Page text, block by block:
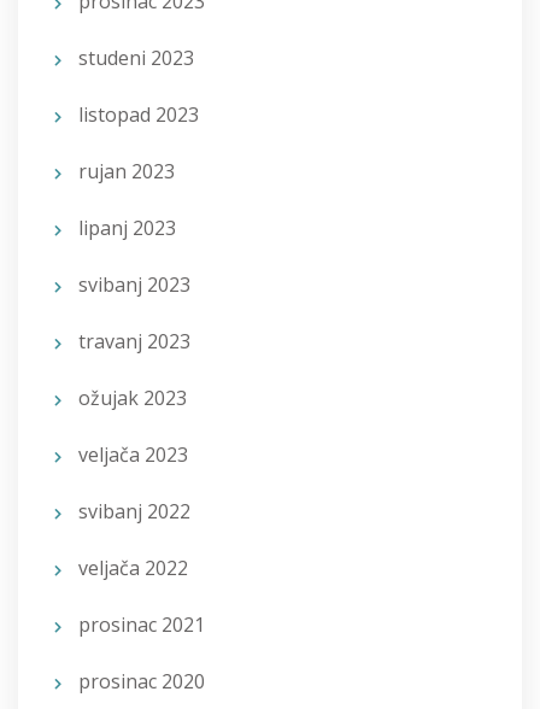
studeni 2023
listopad 2023
rujan 2023
lipanj 2023
svibanj 2023
travanj 2023
ožujak 2023
veljača 2023
svibanj 2022
veljača 2022
prosinac 2021
prosinac 2020